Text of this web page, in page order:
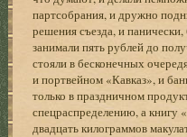
партсобрания, и дружно
решения съезда, и
занимали пять рублей до
стояли в бесконечных
и портвейном «Кавказ», и
только в праздничном
спецраспределению, а книгу
двадцать килограммов